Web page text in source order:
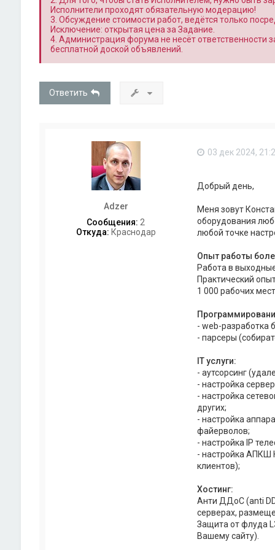
Исполнители проходят обязательную модерацию!
3. Обсуждение стоимости работ, ведётся только
Исключение: открытая цена за Задание.
4. Администрация форума не несёт
бесплатной доской объявлений.
Ответить
Adzer
Сообщения: 2
Откуда: Краснодар
03 дек 2024,
Добрый день,
Меня зовут
оборудования
любой точке
Опыт работы
Работа в
Практический
1 000 рабочих
- web-разработка
- парсеры
IT услуги:
- аутсорсинг
- настройка
- настройка
других;
- настройка
файерволов;
- настройка IP
- настройка АПКШ
клиентов);
Хостинг:
Анти ДДоС (anti
серверах,
Защита от флуда
Вашему сайту).